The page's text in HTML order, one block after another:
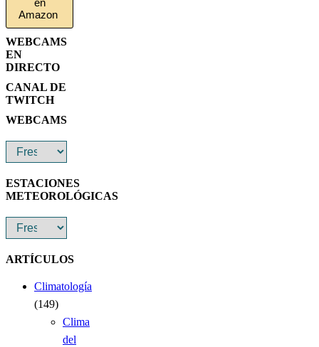
en
Amazon
WEBCAMS
EN
DIRECTO
CANAL DE
TWITCH
WEBCAMS
ESTACIONES
METEOROLÓGICAS
ARTÍCULOS
Climatología
(149)
Clima
del